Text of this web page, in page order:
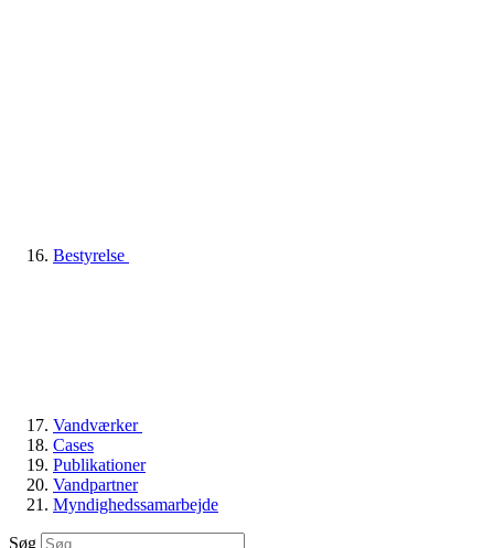
Bestyrelse
Vandværker
Cases
Publikationer
Vandpartner
Myndighedssamarbejde
Søg